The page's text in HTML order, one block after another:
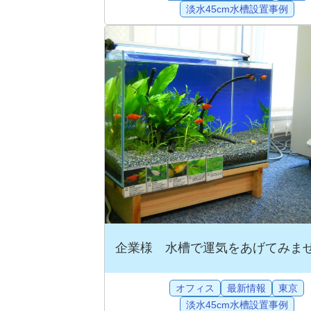
淡水45cm水槽設置事例
企業様 水槽で運気をあげてみま
オフィス 最新情報
東京
淡水45cm水槽設置事例